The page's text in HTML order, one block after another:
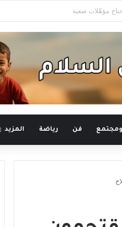
عن المعتقلين
فن رياضة المزيد